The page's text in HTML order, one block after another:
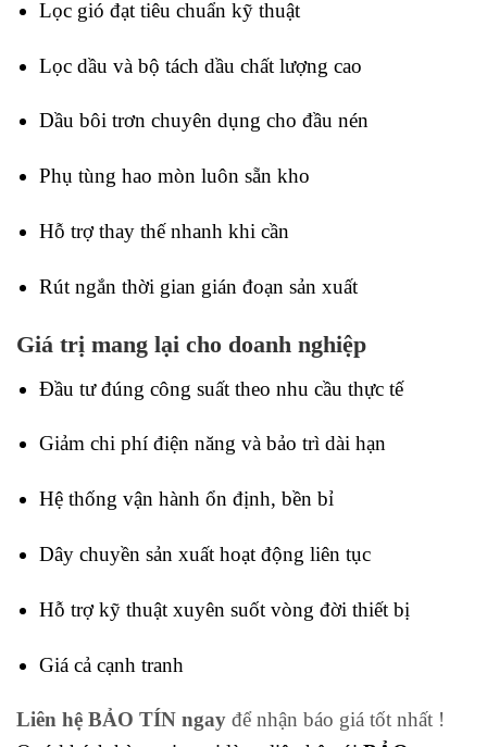
Lọc gió đạt tiêu chuẩn kỹ thuật
Lọc dầu và bộ tách dầu chất lượng cao
Dầu bôi trơn chuyên dụng cho đầu nén
Phụ tùng hao mòn luôn sẵn kho
Hỗ trợ thay thế nhanh khi cần
Rút ngắn thời gian gián đoạn sản xuất
Giá trị mang lại cho doanh nghiệp
Đầu tư đúng công suất theo nhu cầu thực tế
Giảm chi phí điện năng và bảo trì dài hạn
Hệ thống vận hành ổn định, bền bỉ
Dây chuyền sản xuất hoạt động liên tục
Hỗ trợ kỹ thuật xuyên suốt vòng đời thiết bị
Giá cả cạnh tranh
Liên hệ BẢO TÍN ngay để nhận báo giá tốt nhất !